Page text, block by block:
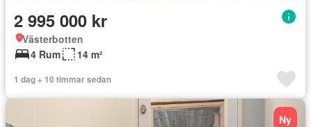
2 995 000 kr
Västerbotten
4 Rum
14 m²
1 dag + 10 timmar sedan
Ny